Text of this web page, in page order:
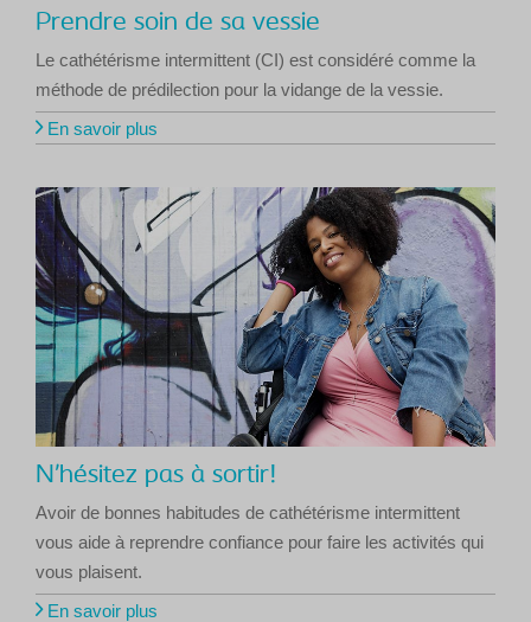
Prendre soin de sa vessie
Le cathétérisme intermittent (CI) est considéré comme la
méthode de prédilection pour la vidange de la vessie.
En savoir plus
N’hésitez pas à sortir!
Avoir de bonnes habitudes de cathétérisme intermittent
vous aide à reprendre confiance pour faire les activités qui
vous plaisent.
En savoir plus